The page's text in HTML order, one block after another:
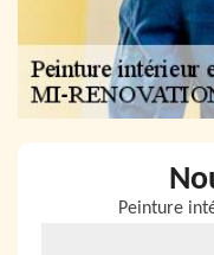
Peinture